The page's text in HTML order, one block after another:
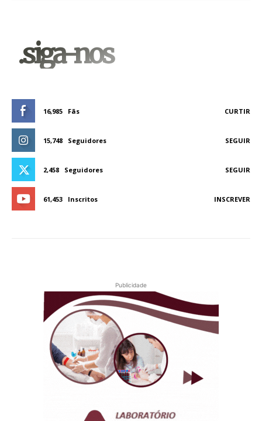
.siga-nos
16,985 Fãs CURTIR
15,748 Seguidores SEGUIR
2,458 Seguidores SEGUIR
61,453 Inscritos INSCREVER
Publicidade